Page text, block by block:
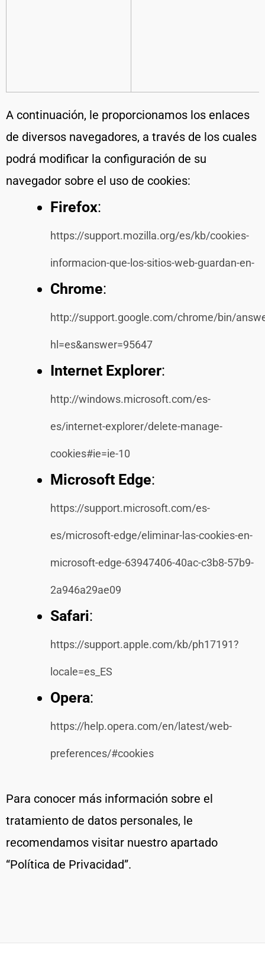
A continuación, le proporcionamos los enlaces
de diversos navegadores, a través de los cuales
podrá modificar la configuración de su
navegador sobre el uso de cookies:
Firefox:
https://support.mozilla.org/es/kb/cookies-
informacion-que-los-sitios-web-guardan-en-
Chrome:
http://support.google.com/chrome/bin/
hl=es&answer=95647
Internet Explorer:
http://windows.microsoft.com/es-
es/internet-explorer/delete-manage-
cookies#ie=ie-10
Microsoft Edge:
https://support.microsoft.com/es-
es/microsoft-edge/eliminar-las-cookies-en-
microsoft-edge-63947406-40ac-c3b8-57b9-
2a946a29ae09
Safari:
https://support.apple.com/kb/ph17191?
locale=es_ES
Opera:
https://help.opera.com/en/latest/web-
preferences/#cookies
Para conocer más información sobre el
tratamiento de datos personales, le
recomendamos visitar nuestro apartado
“Política de Privacidad”.